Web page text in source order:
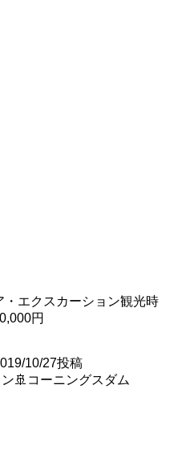
・エクスカーション観光時
円
10/27投稿
🚢 コーニングスダム